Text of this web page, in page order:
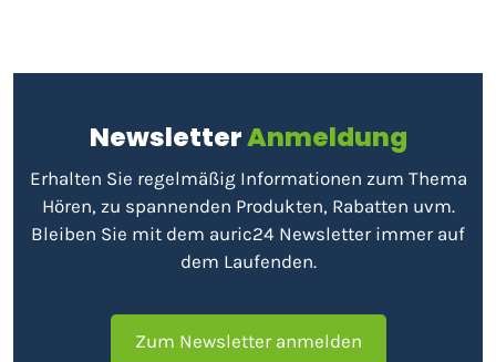
NewsletterAnmeldung
Erhalten Sie regelmäßig Informationen zum Thema
Hören, zu spannenden Produkten, Rabatten uvm.
Bleiben Sie mit dem auric24 Newsletter immer auf
dem Laufenden.
Zum Newsletter anmelden